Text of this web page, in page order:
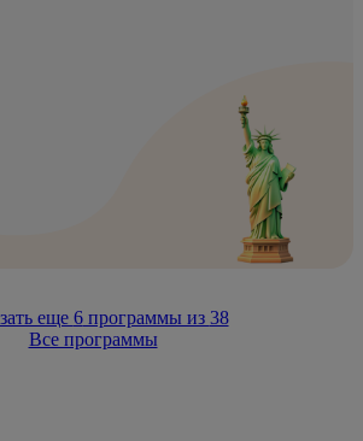
еще 6программы из 38
Все программы